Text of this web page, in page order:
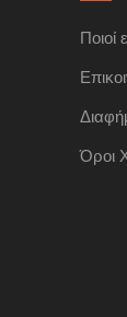
Ποιοί
Όροι